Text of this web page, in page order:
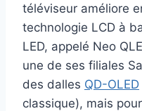
téléviseur améliore
technologie LCD à
LED, appelé Neo
une de ses filiales
des dalles QD-OLED
classique), mais